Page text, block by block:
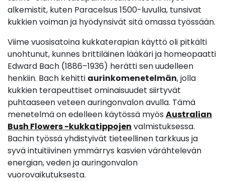
alkemistit, kuten Paracelsus 1500-luvulla, tunsivat
kukkien voiman ja hyödynsivät sitä omassa työssään.
Viime vuosisatoina kukkaterapian käyttö oli pitkälti
unohtunut, kunnes brittiläinen lääkäri ja homeopaatti
Edward Bach (1886–1936) herätti sen uudelleen
henkiin. Bach kehitti aurinkomenetelmän, jolla
kukkien terapeuttiset ominaisuudet siirtyvät
puhtaaseen veteen auringonvalon avulla. Tämä
menetelmä on edelleen käytössä myös Australian
Bush Flowers -kukkatippojen valmistuksessa.
Bachin työssä yhdistyivät tieteellinen tarkkuus ja
syvä intuitiivinen ymmärrys kasvien värähtelevän
energian, veden ja auringonvalon
vuorovaikutuksesta.